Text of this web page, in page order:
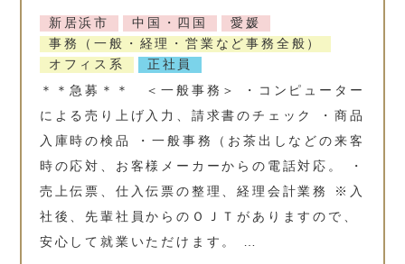
新居浜市 中国・四国
愛媛
事務（一般・経理・営業など事務全般）
オフィス系
正社員
＊＊急募＊＊ ＜一般事務＞ ・コンピューター
による売り上げ入力、請求書のチェック ・商品
入庫時の検品 ・一般事務（お茶出しなどの来客
時の応対、お客様メーカーからの電話対応。 ・
売上伝票、仕入伝票の整理、経理会計業務 ※入
社後、先輩社員からのＯＪＴがありますので、
安心して就業いただけます。 …